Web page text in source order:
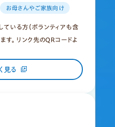
お母さんやご家族向け
いる方（ボランティアも含
す。 リンク先のQRコードよ
見る